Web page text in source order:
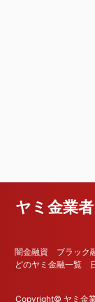
ヤミ金業
闇金融資 ブラッ
どのヤミ金融一覧
Copyright© ヤミ金